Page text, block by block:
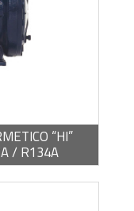
“HI”
/ R134A